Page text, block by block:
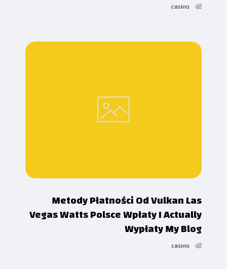
casino
Metody Płatności Od Vulkan Las
Vegas Watts Polsce Wpłaty I Actually
Wypłaty My Blog
casino